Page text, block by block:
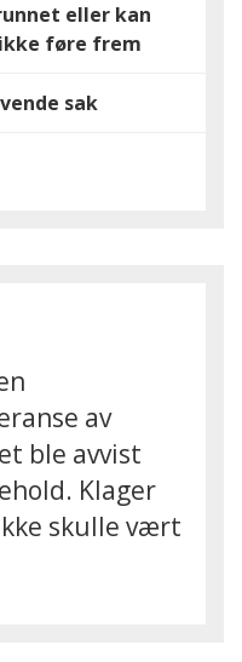
eller kan
føre frem
sak
av
ble avvist
Klager
skulle vært